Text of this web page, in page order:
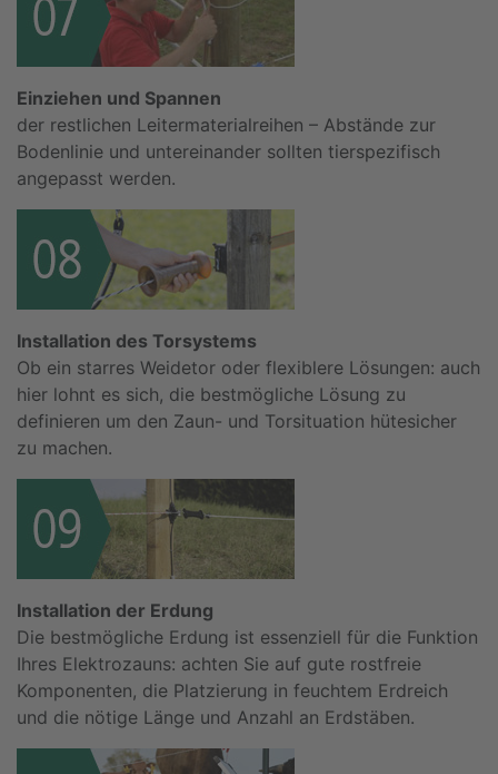
Einziehen und Spannen
der restlichen Leitermaterialreihen – Abstände zur
Bodenlinie und untereinander sollten tierspezifisch
angepasst werden.
Installation des Torsystems
Ob ein starres Weidetor oder flexiblere Lösungen: auch
hier lohnt es sich, die bestmögliche Lösung zu
definieren um den Zaun- und Torsituation hütesicher
zu machen.
Installation der Erdung
Die bestmögliche Erdung ist essenziell für die Funktion
Ihres Elektrozauns: achten Sie auf gute rostfreie
Komponenten, die Platzierung in feuchtem Erdreich
und die nötige Länge und Anzahl an Erdstäben.